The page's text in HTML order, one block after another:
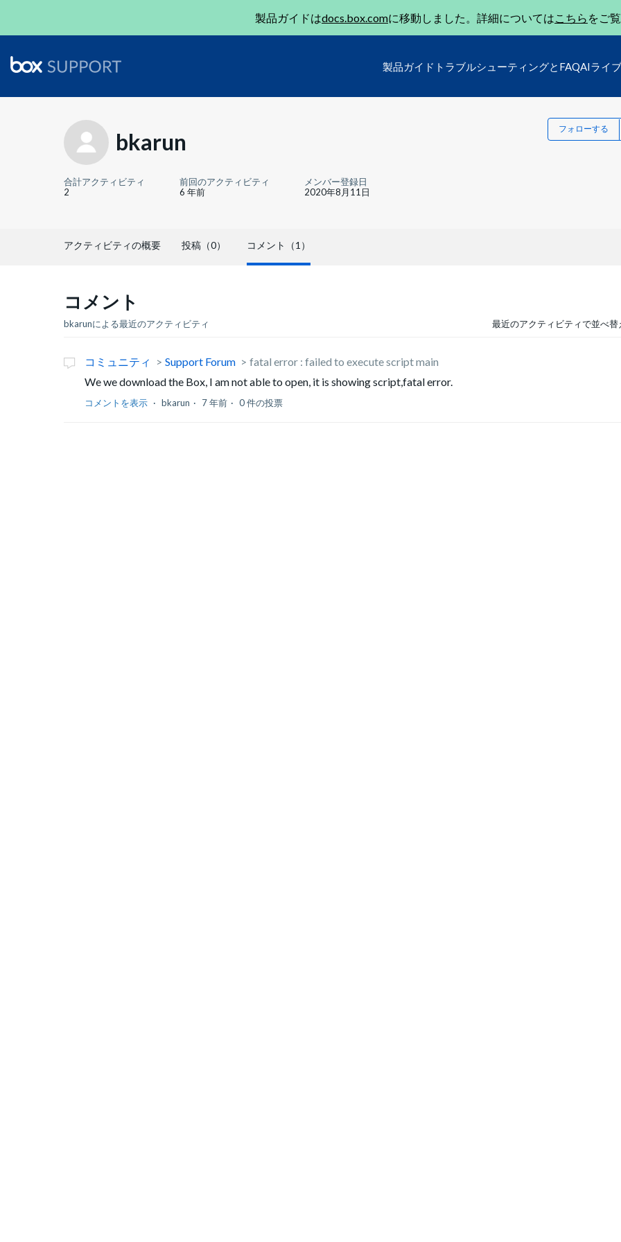
製品ガイドはdocs.box.comに移動しました。詳細についてはこちら をご
製品ガイド トラブルシューティングとFAQAIライ
bkarun フォローする
合計アクティビティ
2
前回のアクティビティ
6 年前
メンバー登録日
2020年8月11日
アクティビティの概要 投稿（0） コメント（1）
コメント
bkarunによる最近のアクティビティ 最近のアクティビティで並べ
コミュニティ Support Forum
fatal error : failed to execute script main
We we download the Box, I am not able to open, it is showing script,fatal error.
コメントを表示 bkarun 7 年前 0 件の投票